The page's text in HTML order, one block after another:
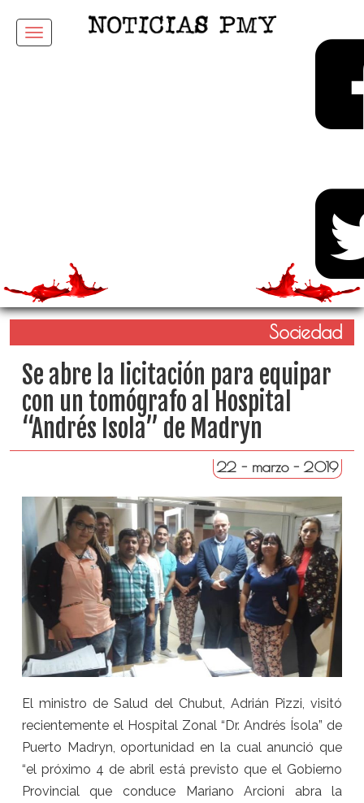
Menu
Sociedad
Se abre la licitación para equipar
con un tomógrafo al Hospital
“Andrés Isola” de Madryn
22 - marzo - 2019
El ministro de Salud del Chubut, Adrián Pizzi, visitó
recientemente el Hospital Zonal “Dr. Andrés Ísola” de
Puerto Madryn, oportunidad en la cual anunció que
“el próximo 4 de abril está previsto que el Gobierno
Provincial que conduce Mariano Arcioni abra la